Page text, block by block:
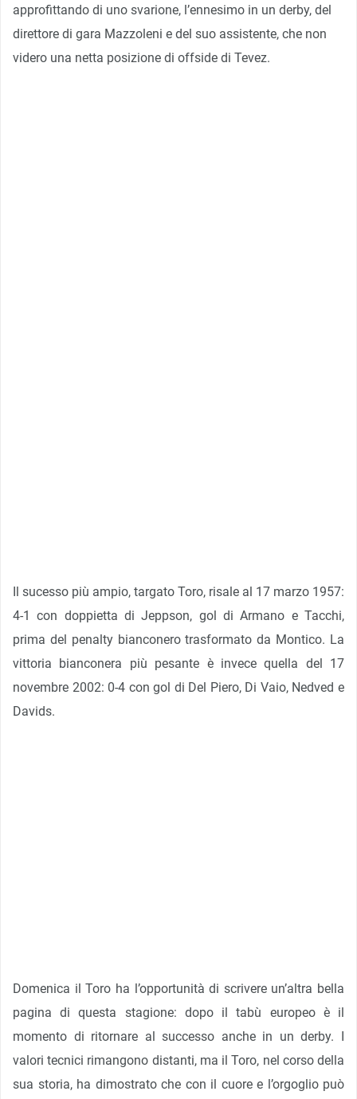
approfittando di uno svarione, l’ennesimo in un derby, del
direttore di gara Mazzoleni e del suo assistente, che non
videro una netta posizione di offside di Tevez.
Il sucesso più ampio, targato Toro, risale al 17 marzo 1957:
4-1 con doppietta di Jeppson, gol di Armano e Tacchi,
prima del penalty bianconero trasformato da Montico. La
vittoria bianconera più pesante è invece quella del 17
novembre 2002: 0-4 con gol di Del Piero, Di Vaio, Nedved e
Davids.
Domenica il Toro ha l’opportunità di scrivere un’altra bella
pagina di questa stagione: dopo il tabù europeo è il
momento di ritornare al successo anche in un derby. I
valori tecnici rimangono distanti, ma il Toro, nel corso della
sua storia, ha dimostrato che con il cuore e l’orgoglio può